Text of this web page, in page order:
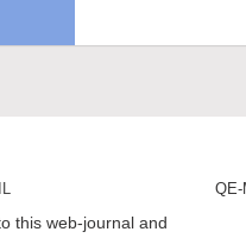
this web-journal and
QE-